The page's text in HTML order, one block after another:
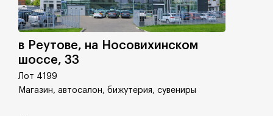
в Реутове, на Носовихинском
шоссе, 33
Лот 4199
Магазин, автосалон, бижутерия, сувениры